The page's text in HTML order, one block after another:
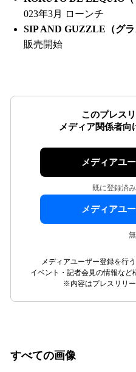
023年3月 ローンチ
SIP AND GUZZLE（グラ
販売開始
このプレス
メディア関係者向
メディアユ
既に登録済
メディアユ
メディアユーザー登録を行
イベント・記者会見の情報など
※内容はプレスリリー
すべての画像